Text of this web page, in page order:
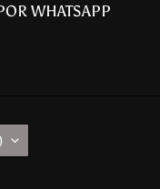
WHATSAPP